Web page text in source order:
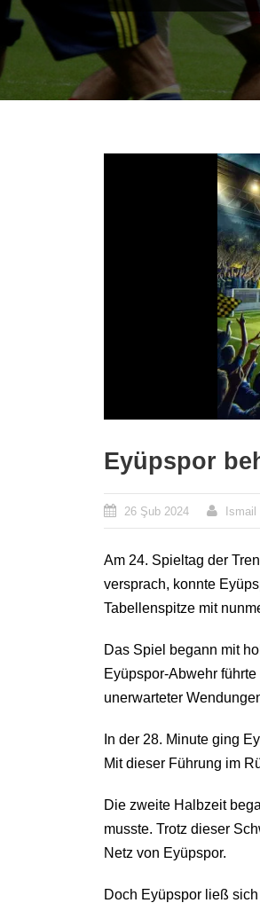
Eyüpspor
26 Şub 2024 Ismail
Am 24. Spieltag der
versprach, konnte
Tabellenspitze mit
Das Spiel begann mit
Eyüpspor-Abwehr
unerwarteter
In der 28. Minute ging
Mit dieser Führung im
Die zweite Halbzeit
musste. Trotz dieser
Netz von Eyüpspor.
Doch Eyüpspor ließ